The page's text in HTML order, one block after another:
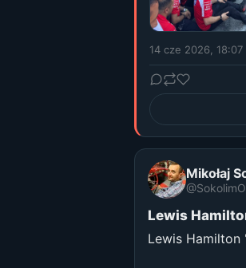
14 cze 2026, 18:07
Mikołaj
Lewis
Lewis Hamilton